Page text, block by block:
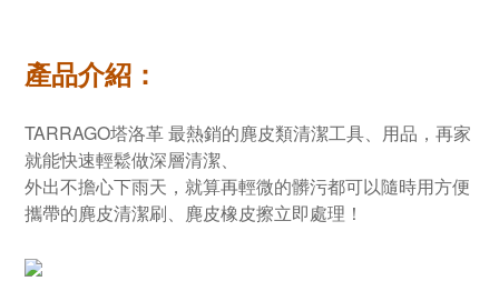
產品介紹：
TARRAGO塔洛革 最熱銷的麂皮類清潔工具、用品，再家
就能快速輕鬆做深層清潔、
外出不擔心下雨天，就算再輕微的髒污都可以隨時用方便
攜帶的麂皮清潔刷、麂皮橡皮擦立即處理！